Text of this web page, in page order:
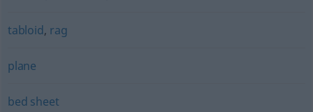
tabloid, rag
plane
bed sheet